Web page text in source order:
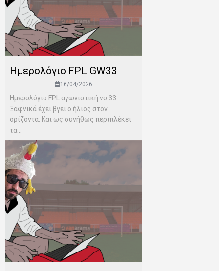
Ημερολόγιο FPL GW33
16/04/2026
Ημερολόγιο FPL αγωνιστική νο 33.
Ξαφνικά έχει βγει ο ήλιος στον
ορίζοντα. Και ως συνήθως περιπλέκει
τα...